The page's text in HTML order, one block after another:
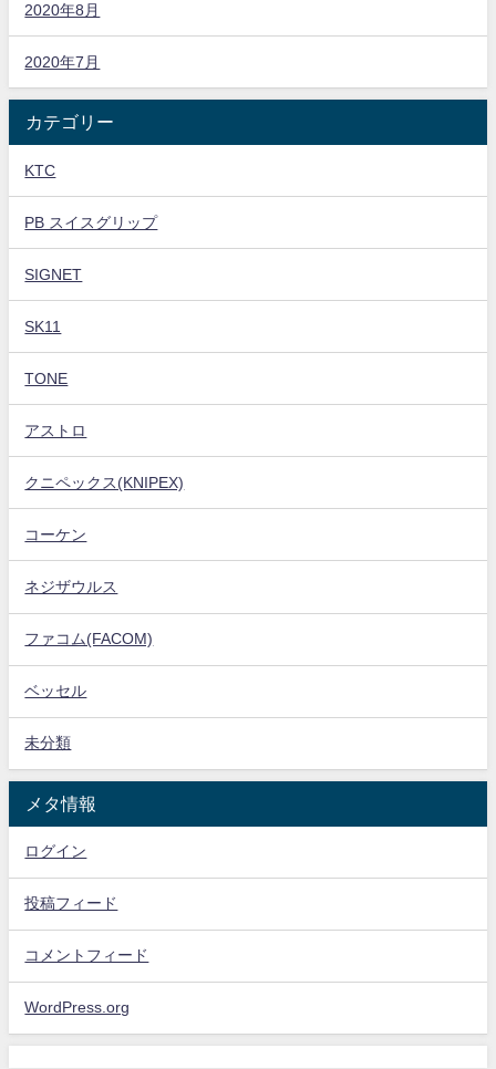
2020年8月
2020年7月
カテゴリー
KTC
PB スイスグリップ
SIGNET
SK11
TONE
アストロ
クニペックス(KNIPEX)
コーケン
ネジザウルス
ファコム(FACOM)
ベッセル
未分類
メタ情報
ログイン
投稿フィード
コメントフィード
WordPress.org